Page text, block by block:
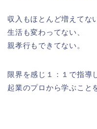
収入もほとんど増えてな
生活も変わってない、
親孝行もできてない。
限界を感じ１：１で指導
起業のプロから学ぶこと